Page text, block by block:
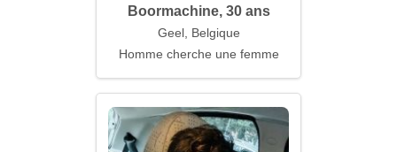
Boormachine, 30 ans
Geel, Belgique
Homme cherche une femme